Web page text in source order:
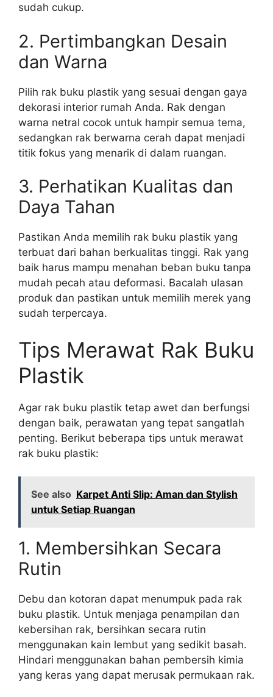
sudah cukup.
2. Pertimbangkan Desain
dan Warna
Pilih rak buku plastik yang sesuai dengan gaya
dekorasi interior rumah Anda. Rak dengan
warna netral cocok untuk hampir semua tema,
sedangkan rak berwarna cerah dapat menjadi
titik fokus yang menarik di dalam ruangan.
3. Perhatikan Kualitas dan
Daya Tahan
Pastikan Anda memilih rak buku plastik yang
terbuat dari bahan berkualitas tinggi. Rak yang
baik harus mampu menahan beban buku tanpa
mudah pecah atau deformasi. Bacalah ulasan
produk dan pastikan untuk memilih merek yang
sudah terpercaya.
Tips Merawat Rak Buku
Plastik
Agar rak buku plastik tetap awet dan berfungsi
dengan baik, perawatan yang tepat sangatlah
penting. Berikut beberapa tips untuk merawat
rak buku plastik:
See also Karpet Anti Slip: Aman dan Stylish
untuk Setiap Ruangan
1. Membersihkan Secara
Rutin
Debu dan kotoran dapat menumpuk pada rak
buku plastik. Untuk menjaga penampilan dan
kebersihan rak, bersihkan secara rutin
menggunakan kain lembut yang sedikit basah.
Hindari menggunakan bahan pembersih kimia
yang keras yang dapat merusak permukaan rak.